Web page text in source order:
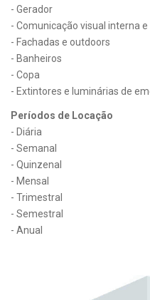
- Gerador
- Comunicação visual interna
- Fachadas e outdoors
- Banheiros
- Copa
- Extintores e luminárias de
Períodos de Locação
- Diária
- Semanal
- Quinzenal
- Mensal
- Trimestral
- Semestral
- Anual